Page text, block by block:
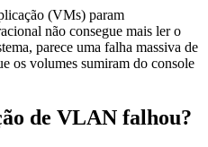
(VMs) param
não consegue mais ler o
parece uma falha massiva de
os volumes sumiram do console
de VLAN falhou?